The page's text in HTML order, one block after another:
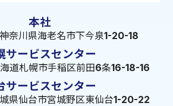
本社
奈川県海老名市下今泉1-20-18
サービスセンター
道札幌市手稲区前田6条16-18-16
サービスセンター
県仙台市宮城野区東仙台1-20-22